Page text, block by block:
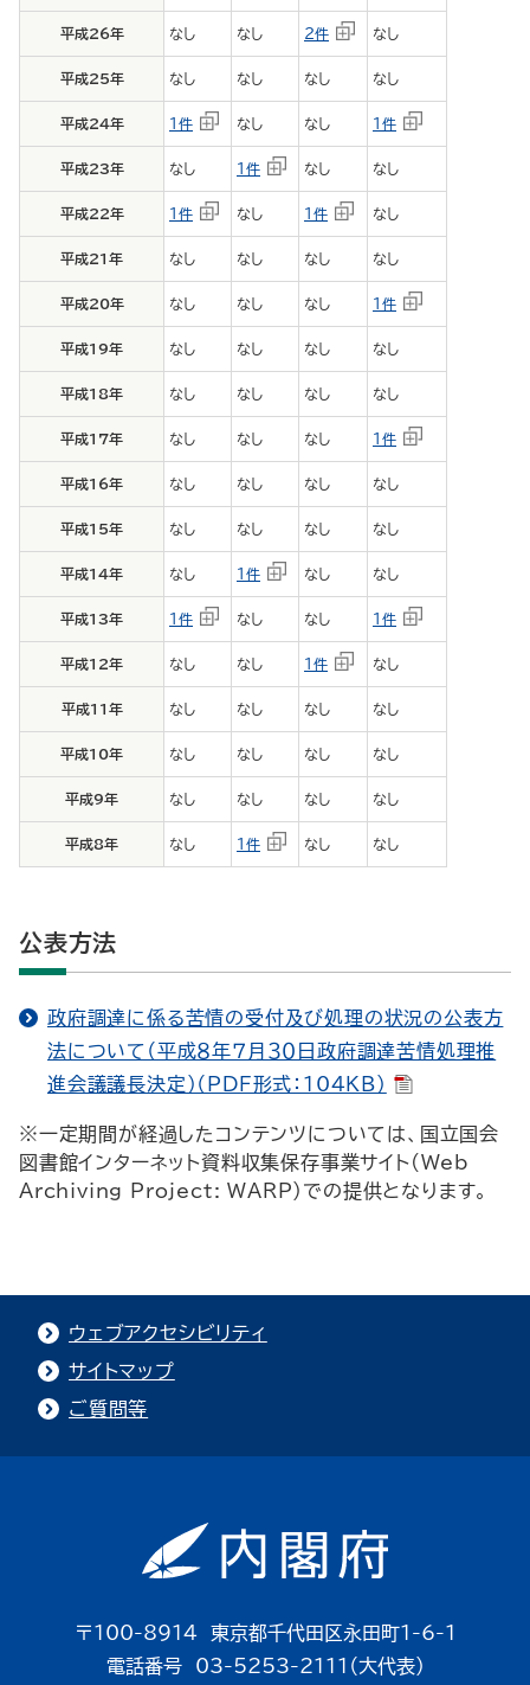
平成26年 なし なし ２件 なし
平成25年 なし なし なし なし
平成24年 １件 なし なし １件
平成23年 なし １件 なし なし
平成22年 １件 なし １件 なし
平成21年 なし なし なし なし
平成20年 なし なし なし １件
平成19年 なし なし なし なし
平成18年 なし なし なし なし
平成17年 なし なし なし １件
平成16年 なし なし なし なし
平成15年 なし なし なし なし
平成14年 なし １件 なし なし
平成13年 １件 なし なし １件
平成12年 なし なし １件 なし
平成11年 なし なし なし なし
平成10年 なし なし なし なし
平成9年 なし なし なし なし
平成8年 なし １件 なし なし
公表方法
政府調達に係る苦情の受付及び処理の状況の公表方
法について（平成８年７月３０日政府調達苦情処理推
進会議議長決定）（PDF形式：104KB）
※一定期間が経過したコンテンツについては、国立国会
図書館インターネット資料収集保存事業サイト(Web
Archiving Project: WARP) での提供となります。
ウェブアクセシビリティ
サイトマップ
ご質問等
〒100-8914 東京都千代田区永田町1-6-1
電話番号 03-5253-2111（大代表）